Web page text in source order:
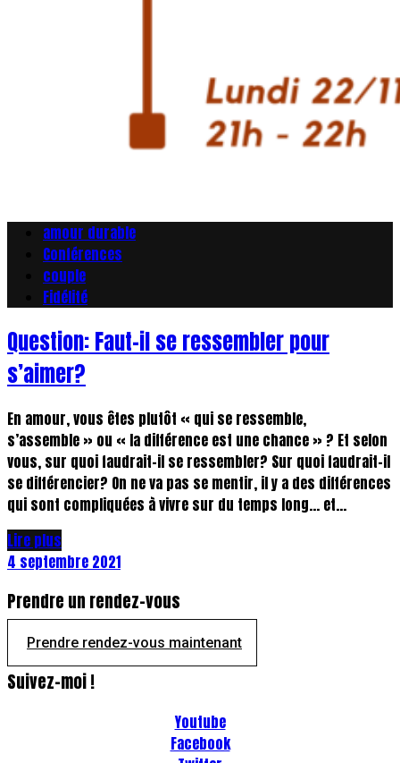
amour durable
Conférences
couple
Fidélité
Question: Faut-il se ressembler pour
s’aimer?
En amour, vous êtes plutôt « qui se ressemble,
s’assemble » ou « la différence est une chance » ? Et selon
vous, sur quoi faudrait-il se ressembler? Sur quoi faudrait-il
se différencier? On ne va pas se mentir, il y a des différences
qui sont compliquées à vivre sur du temps long... et...
Lire plus
4 septembre 2021
Prendre un rendez-vous
Prendre rendez-vous maintenant
Suivez-moi !
Youtube
Facebook